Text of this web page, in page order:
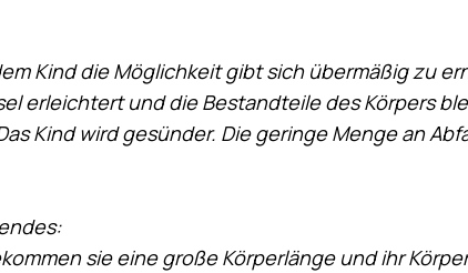
Kind die Möglichkeit gibt sich übermäßig zu
erleichtert und die Bestandteile des Körpers
Kind wird gesünder. Die geringe Menge an
sie eine große Körperlänge und ihr